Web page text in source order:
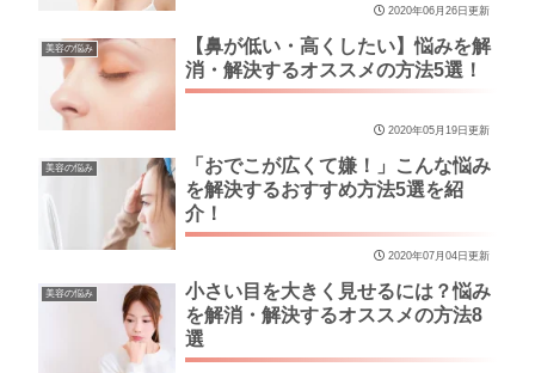
2020年06月26日更新
美容の悩み
【鼻が低い・高くしたい】悩みを解
消・解決するオススメの方法5選！
2020年05月19日更新
美容の悩み
「おでこが広くて嫌！」こんな悩み
を解決するおすすめ方法5選を紹
介！
2020年07月04日更新
美容の悩み
小さい目を大きく見せるには？悩み
を解消・解決するオススメの方法8
選